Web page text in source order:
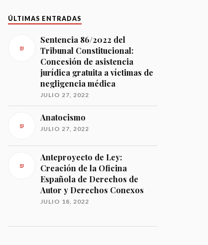
ÚLTIMAS ENTRADAS
Sentencia 86/2022 del
Tribunal Constitucional:
Concesión de asistencia
jurídica gratuita a víctimas de
negligencia médica
JULIO 27, 2022
Anatocismo
JULIO 27, 2022
Anteproyecto de Ley:
Creación de la Oficina
Española de Derechos de
Autor y Derechos Conexos
JULIO 18, 2022